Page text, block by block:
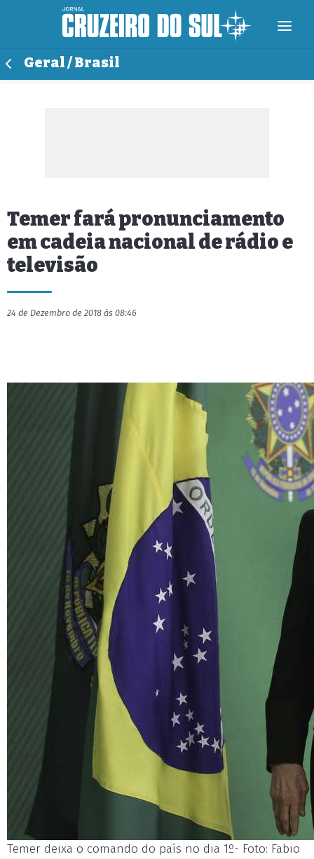
Geral / Brasil
Temer fará pronunciamento
em cadeia nacional de rádio e
televisão
24 de Dezembro de 2018 às 08:46
Temer deixa o comando do país no dia 1º- Foto: Fabio